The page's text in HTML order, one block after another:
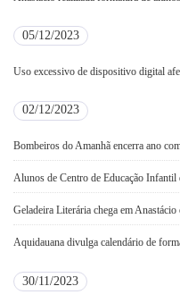
05/12/2023
Uso excessivo de dispositivo digital
02/12/2023
Bombeiros do Amanhã encerra ano
Alunos de Centro de Educação
Geladeira Literária chega em
Aquidauana divulga calendário de
30/11/2023